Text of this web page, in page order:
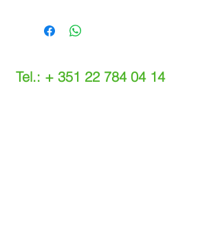
Tel.: + 351 22 784 04 14